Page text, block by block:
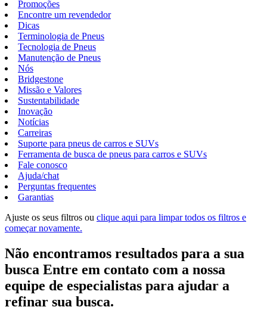
Promoções
Encontre um revendedor
Dicas
Terminologia de Pneus
Tecnologia de Pneus
Manutenção de Pneus
Nós
Bridgestone
Missão e Valores
Sustentabilidade
Inovação
Notícias
Carreiras
Suporte para pneus de carros e SUVs
Ferramenta de busca de pneus para carros e SUVs
Fale conosco
Ajuda/chat
Perguntas frequentes
Garantias
Ajuste os seus filtros ou clique aqui para limpar todos os filtros e
começar novamente.
Não encontramos resultados para a sua
busca Entre em contato com a nossa
equipe de especialistas para ajudar a
refinar sua busca.